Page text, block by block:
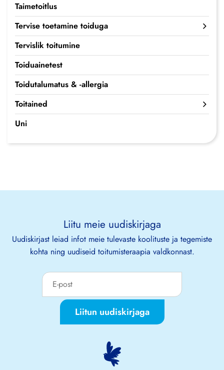
Taimetoitlus
Tervise toetamine toiduga
Tervislik toitumine
Toiduainetest
Toidutalumatus & -allergia
Toitained
Uni
Liitu meie uudiskirjaga
Uudiskirjast leiad infot meie tulevaste koolituste ja tegemiste
kohta ning uudiseid toitumisteraapia valdkonnast.
Liitun uudiskirjaga